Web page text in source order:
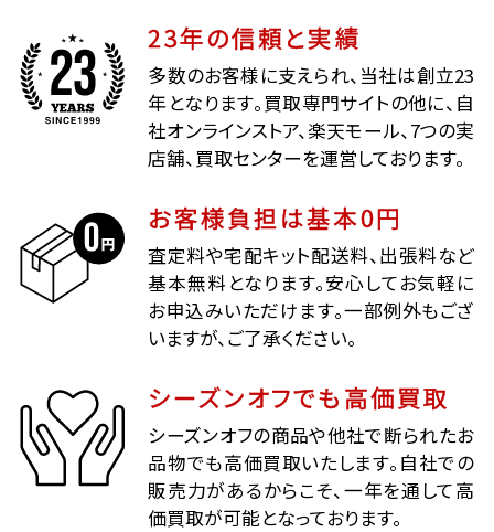
23年の信頼と実績
多数のお客様に支えられ、当社は創立23
年となります。買取専門サイトの他に、自
社オンラインストア、楽天モール、7つの実
店舗、買取センターを運営しております。
お客様負担は基本0円
査定料や宅配キット配送料、出張料など
基本無料となります。安心してお気軽に
お申込みいただけます。一部例外もござ
いますが、ご了承ください。
シーズンオフでも高価買取
シーズンオフの商品や他社で断られたお
品物でも高価買取いたします。自社での
販売力があるからこそ、一年を通して高
価買取が可能となっております。